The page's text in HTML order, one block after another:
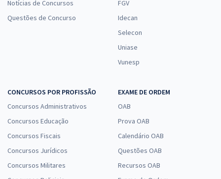
Notícias de Concursos
Questões de Concurso
FGV
Idecan
Selecon
Uniase
Vunesp
CONCURSOS POR PROFISSÃO
Concursos Administrativos
Concursos Educação
Concursos Fiscais
Concursos Jurídicos
Concursos Militares
EXAME DE ORDEM
OAB
Prova OAB
Calendário OAB
Questões OAB
Recursos OAB